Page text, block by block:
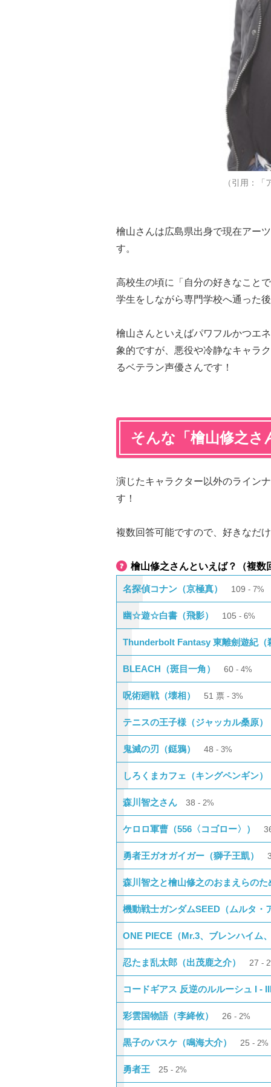
（引用：「
檜山さんは広島県出身で現在アー
す。
高校生の頃に「自分の好きなこと
学生をしながら専門学校へ通った
檜山さんといえばパワフルかつエ
象的ですが、悪役や冷静なキャラ
るベテラン声優さんです！
そんな「檜山修之
演じたキャラクター以外のライン
す！
複数回答可能ですので、好きなだ
檜山修之さんといえば？（複数
名探偵コナン（京極真） 109 7%
幽☆遊☆白書（飛影） 105 6%
Thunderbolt Fantasy 東離劍遊紀（
BLEACH（斑目一角） 60 4%
呪術廻戦（壊相） 51 票 3%
テニスの王子様（ジャッカル桑原）
鬼滅の刃（鎹鴉） 48 3%
しろくまカフェ（キングペンギン）
森川智之さん 38 2%
ケロロ軍曹（556〈コゴロー〉）
勇者王ガオガイガー（獅子王凱）
森川智之と檜山修之のおまえらのた
機動戦士ガンダムSEED（ムルタ・
ONE PIECE（Mr.3、ブレンハイム
忍たま乱太郎（出茂鹿之介） 27
コードギアス 反逆のルルーシュ I -
彩雲国物語（李絳攸） 26 2%
黒子のバスケ（鳴海大介） 25 2%
勇者王 25 2%